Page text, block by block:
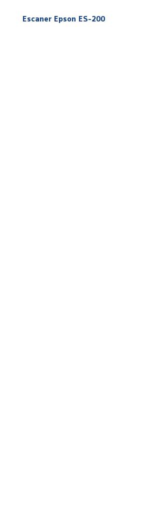
Escaner Epson ES-200